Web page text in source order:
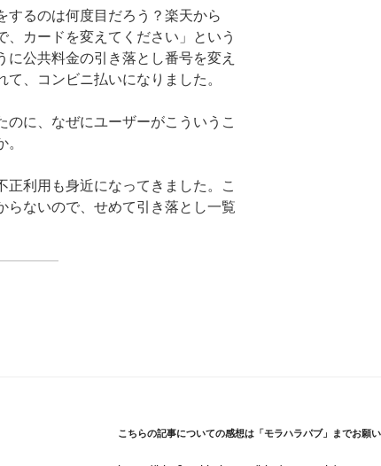
するのは何度目だろう？楽天から
、カードを変えてください」という
公共料金の引き落とし番号を変え
、コンビニ払いになりました。
のに、なぜにユーザーがこういうこ
利用も身近になってきました。こ
らないので、せめて引き落とし一覧
こちらの記事についての感想は「モラハラパブ」までお願